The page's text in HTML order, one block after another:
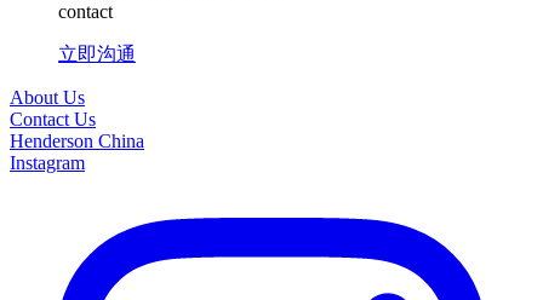
contact
立即沟通
About Us
Contact Us
Henderson China
Instagram